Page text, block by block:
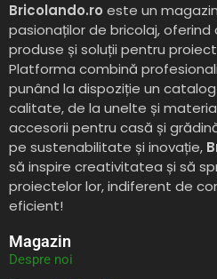
Bricolando.ro este un
pasionaților de bricolaj,
produse și soluții pentru
Platforma combină
punând la dispoziție un
calitate, de la unelte și
accesorii pentru casă și
pe sustenabilitate și inovație,
să inspire creativitatea și să
proiectelor lor, indiferent de
eficient!
Magazin
Despre noi